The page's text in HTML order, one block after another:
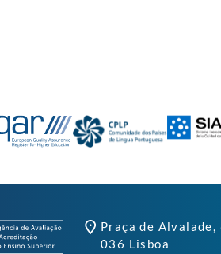
Praça de
036 Lisboa